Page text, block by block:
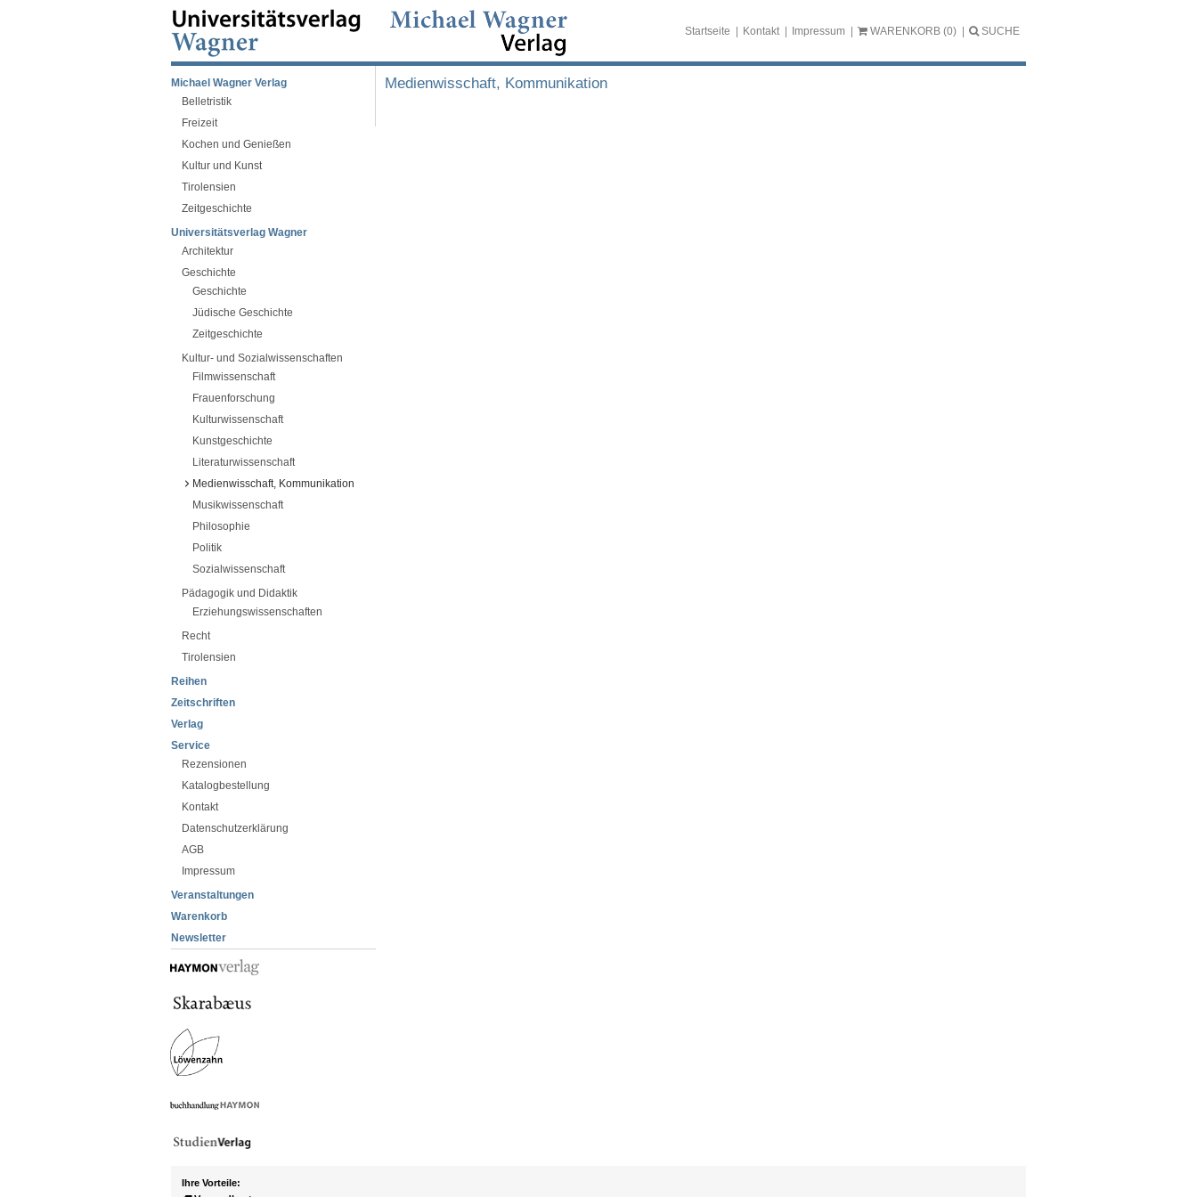
Startseite Kontakt Impressum WARENKORB (0) SUCHE
Michael Wagner Verlag
Belletristik
Freizeit
Kochen und Genießen
Kultur und Kunst
Tirolensien
Zeitgeschichte
Universitätsverlag Wagner
Architektur
Geschichte
Geschichte
Jüdische Geschichte
Zeitgeschichte
Kultur- und Sozialwissenschaften
Filmwissenschaft
Frauenforschung
Kulturwissenschaft
Kunstgeschichte
Literaturwissenschaft
Medienwisschaft, Kommunikation
Musikwissenschaft
Philosophie
Politik
Sozialwissenschaft
Pädagogik und Didaktik
Erziehungswissenschaften
Recht
Tirolensien
Reihen
Zeitschriften
Verlag
Service
Rezensionen
Katalogbestellung
Kontakt
Datenschutzerklärung
AGB
Impressum
Veranstaltungen
Warenkorb
Newsletter
Medienwisschaft, Kommunikation
Ihre Vorteile: